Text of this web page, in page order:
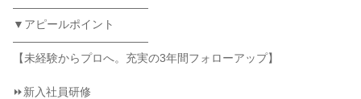
――――――――――――
▼アピールポイント
――――――――――――
【未経験からプロへ。充実の3年間フォローアップ】
⏩新入社員研修